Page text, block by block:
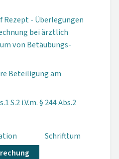
Rezept - Überlegungen
bei ärztlich
von Betäubungs­
Beteiligung am
S.2 i.V.m. § 244 Abs.2
Schrifttum